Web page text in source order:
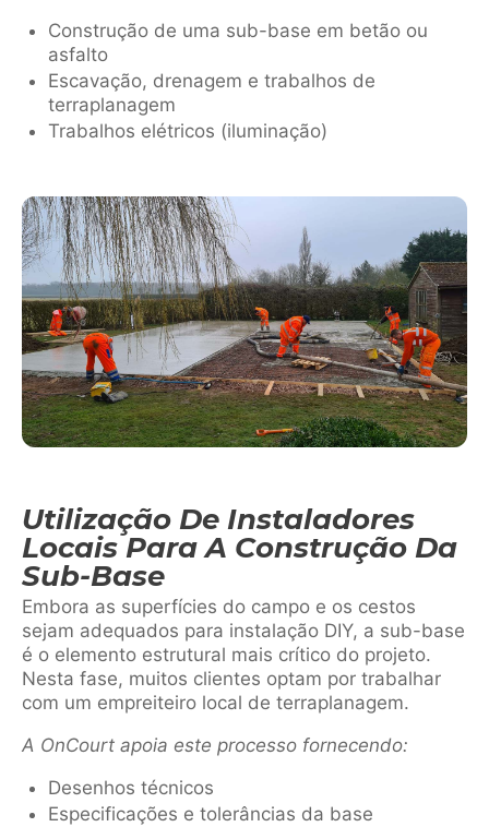
Construção de uma sub-base em betão ou
asfalto
Escavação, drenagem e trabalhos de
terraplanagem
Trabalhos elétricos (iluminação)
Utilização De Instaladores
Locais Para A Construção Da
Sub-Base
Embora as superfícies do campo e os cestos
sejam adequados para instalação DIY, a sub-base
é o elemento estrutural mais crítico do projeto.
Nesta fase, muitos clientes optam por trabalhar
com um empreiteiro local de terraplanagem.
A OnCourt apoia este processo fornecendo:
Desenhos técnicos
Especificações e tolerâncias da base